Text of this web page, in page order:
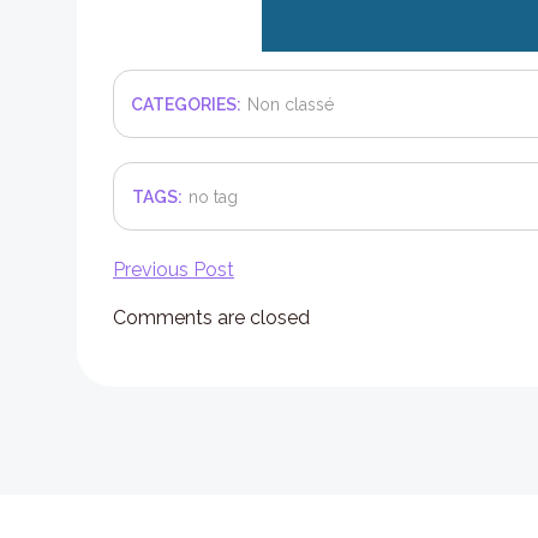
CATEGORIES: Non classé
TAGS: no tag
Post
navigation
Previous Post
Comments are closed